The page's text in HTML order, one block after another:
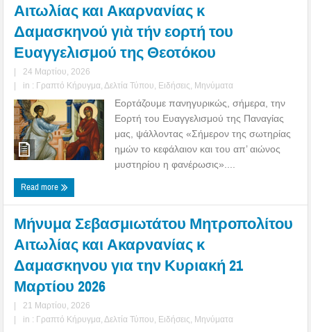
Αιτωλίας και Ακαρνανίας κ
Δαμασκηνού γιὰ τήν εορτή του
Ευαγγελισμού της Θεοτόκου
|
24 Μαρτίου, 2026
|
in : Γραπτό Κήρυγμα Δελτία Τύπου Ειδήσεις Μηνύματα
Εορτάζουμε πανηγυρικώς, σήμερα, την
Εορτή του Ευαγγελισμού της Παναγίας
μας, ψάλλοντας «Σήμερον της σωτηρίας
ημών το κεφάλαιον και του απ’ αιώνος
μυστηρίου η φανέρωσις»....
Read more
Μήνυμα Σεβασμιωτάτου Μητροπολίτου
Αιτωλίας και Ακαρνανίας κ
Δαμασκηνου για την Κυριακή 21
Μαρτίου 2026
|
21 Μαρτίου, 2026
|
in : Γραπτό Κήρυγμα Δελτία Τύπου Ειδήσεις Μηνύματα